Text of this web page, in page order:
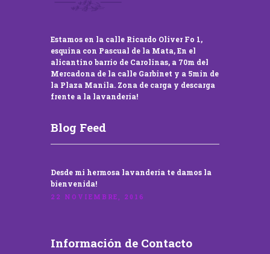
Estamos en la calle Ricardo Oliver Fo 1,
esquina con Pascual de la Mata, En el
alicantino barrio de Carolinas, a 70m del
Mercadona de la calle Garbinet y a 5min de
la Plaza Manila. Zona de carga y descarga
frente a la lavandería!
Blog Feed
Desde mi hermosa lavandería te damos la
bienvenida!
22 NOVIEMBRE, 2016
Información de Contacto